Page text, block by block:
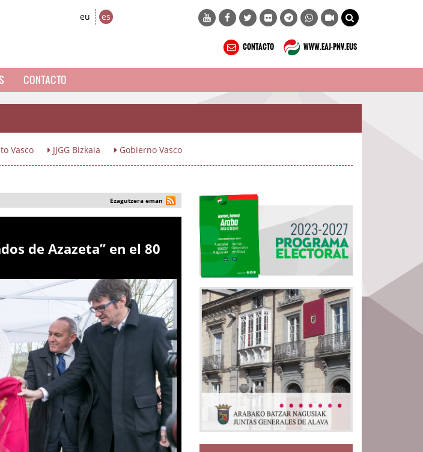
eu es
CONTACTO WWW.EAJ-PNV.EUS
CONTACTO
Vasco JJGG Bizkaia Gobierno Vasco
Ezagutzera eman
de Azazeta” en el 80